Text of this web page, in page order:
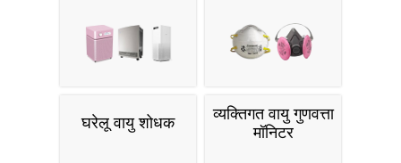
घरेलू वायु शोधक
व्यक्तिगत वायु गुणवत्ता
मॉनिटर